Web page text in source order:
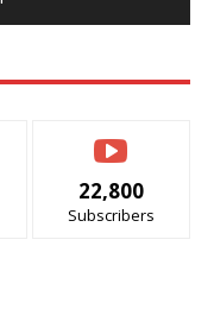
22,800
Subscribers